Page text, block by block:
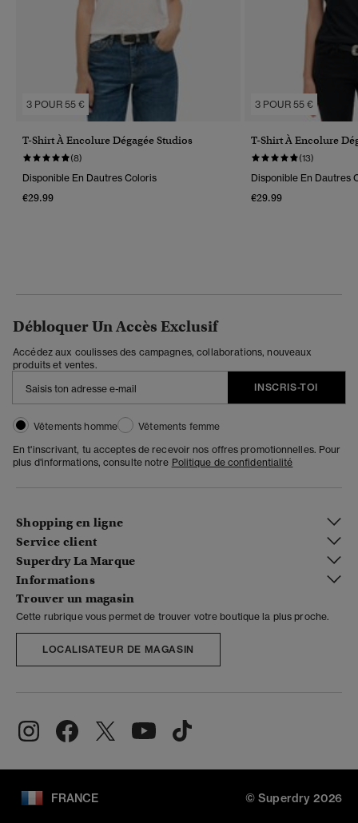
3 POUR 55 €
T-Shirt À Encolure Dégagée Studios
(8)
Disponible En Dautres Coloris
€29.99
3 POUR 55 €
T-Shirt À Encolure
(13)
Disponible En Dautres
€29.99
Débloquer Un Accès Exclusif
Accédez aux coulisses des campagnes, collaborations, nouveaux
produits et ventes.
INSCRIS-TOI
Vêtements homme
Vêtements femme
En t'inscrivant, tu acceptes de recevoir nos offres promotionnelles. Pour
plus d'informations, consulte notre Politique de confidentialité
Shopping en ligne
Service client
Superdry La Marque
Informations
Trouver un magasin
Cette rubrique vous permet de trouver votre boutique la plus proche.
LOCALISATEUR DE MAGASIN
FRANCE © Superdry 2026